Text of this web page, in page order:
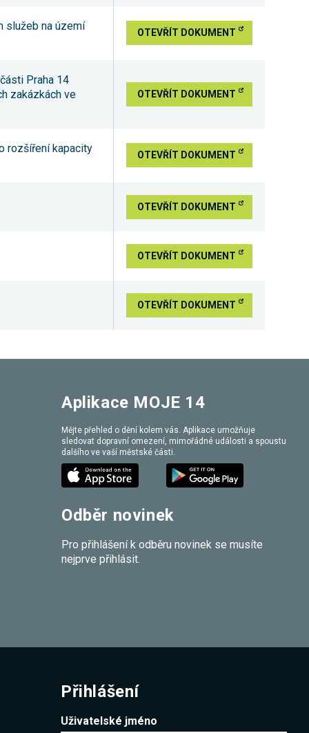
služeb na území OTEVŘÍT DOKUMENT
Praha 14
zakázkách ve
OTEVŘÍT DOKUMENT
rozšíření kapacity OTEVŘÍT DOKUMENT
OTEVŘÍT DOKUMENT
OTEVŘÍT DOKUMENT
OTEVŘÍT DOKUMENT
Aplikace MOJE 14
Mějte přehled o dění kolem vás. Aplikace umožňuje
sledovat dopravní omezení, mimořádné události a spoustu
dalšího ve vaší městské části.
Odběr novinek
Pro přihlášení k odběru novinek se musíte
nejprve přihlásit.
Přihlášení
Uživatelské jméno